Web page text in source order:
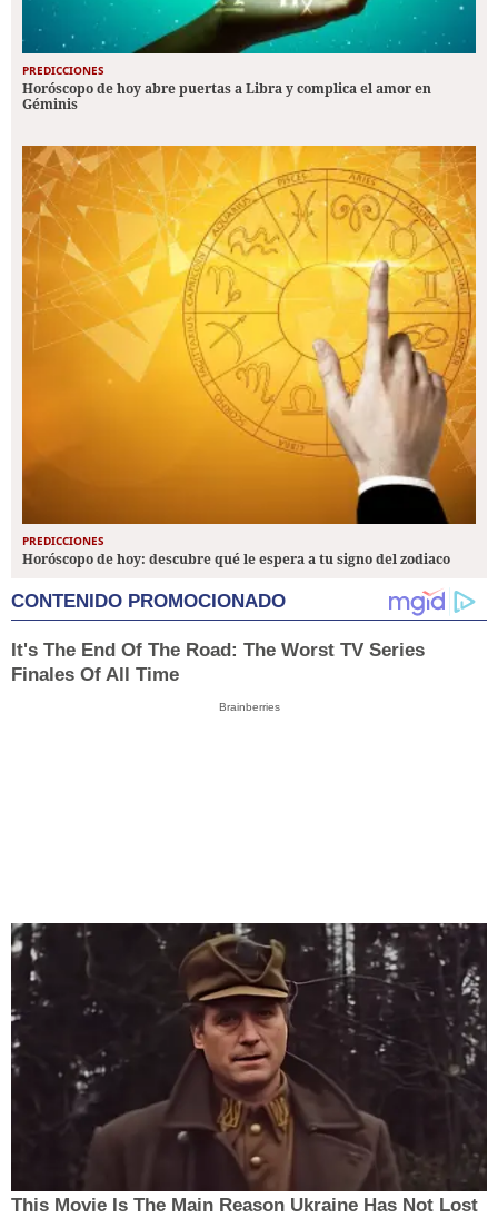
PREDICCIONES
Horóscopo de hoy abre puertas a Libra y complica el amor en
Géminis
PREDICCIONES
Horóscopo de hoy: descubre qué le espera a tu signo del zodiaco
CONTENIDO PROMOCIONADO
It's The End Of The Road: The Worst TV Series
Finales Of All Time
Brainberries
This Movie Is The Main Reason Ukraine Has Not Lost